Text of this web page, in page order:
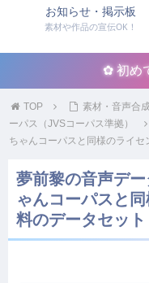
お知らせ・掲示板
素材や作品の宣伝OK！
✿ 初め
TOP 素材・音声合
ーパス（JVSコーパス準拠）
ちゃんコーパスと同様のライ
夢前黎の音声デ
ゃんコーパスと
料のデータセット